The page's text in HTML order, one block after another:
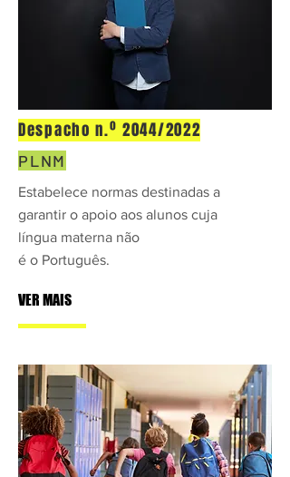
Despacho n.º 2044/2022
PLNM
Estabelece normas destinadas a
garantir o apoio aos alunos cuja
língua materna não
é o Português.
VER MAIS